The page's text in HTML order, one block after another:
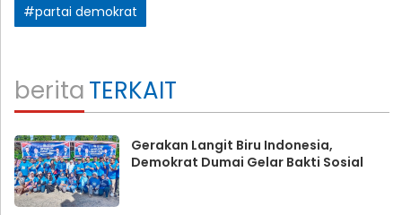
#partai demokrat
beritaTERKAIT
Gerakan Langit Biru Indonesia,
Demokrat Dumai Gelar Bakti Sosial